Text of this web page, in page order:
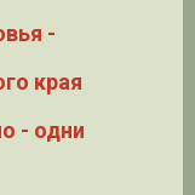
-
края
- одни